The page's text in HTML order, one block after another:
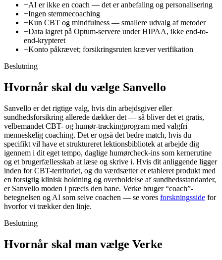
−AI er ikke en coach — det er anbefaling og personalisering
−Ingen stemmecoaching
−Kun CBT og mindfulness — smallere udvalg af metoder
−Data lagret på Optum-servere under HIPAA, ikke end-to-
end-krypteret
−Konto påkrævet; forsikringsruten kræver verifikation
Beslutning
Hvornår skal du vælge Sanvello
Sanvello er det rigtige valg, hvis din arbejdsgiver eller
sundhedsforsikring allerede dækker det — så bliver det et gratis,
velbemandet CBT- og humør-trackingprogram med valgfri
menneskelig coaching. Det er også det bedre match, hvis du
specifikt vil have et struktureret lektionsbibliotek at arbejde dig
igennem i dit eget tempo, daglige humørcheck-ins som kernerutine
og et brugerfællesskab at læse og skrive i. Hvis dit anliggende ligger
inden for CBT-territoriet, og du værdsætter et etableret produkt med
en forsigtig klinisk holdning og overholdelse af sundhedsstandarder,
er Sanvello moden i præcis den bane. Verke bruger “coach”-
betegnelsen og AI som selve coachen — se vores forskningsside for
hvorfor vi trækker den linje.
Beslutning
Hvornår skal man vælge Verke